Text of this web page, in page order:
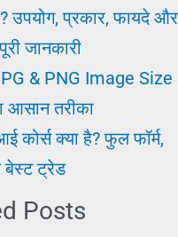
प्रकार, फायदे और
जानकारी
& PNG Image Size
तरीका
क्या है? फुल फॉर्म,
बेस्ट ट्रेड
Posts